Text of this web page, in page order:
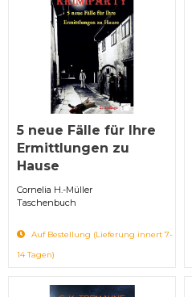
5 neue Fälle für Ihre
Ermittlungen zu
Hause
Cornelia H.-Müller
Taschenbuch
Auf Bestellung (Lieferung innert 7-
14 Tagen)